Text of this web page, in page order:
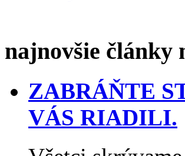
najnovšie články
ZABRÁŇTE
VÁS RIADILI.